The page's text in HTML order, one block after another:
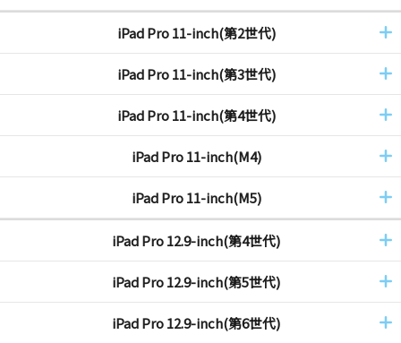
iPad Pro 11-inch(第2世代)
iPad Pro 11-inch(第3世代)
iPad Pro 11-inch(第4世代)
iPad Pro 11-inch(M4)
iPad Pro 11-inch(M5)
iPad Pro 12.9-inch(第4世代)
iPad Pro 12.9-inch(第5世代)
iPad Pro 12.9-inch(第6世代)